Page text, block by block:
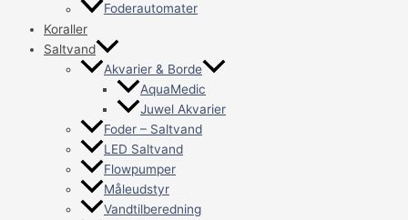
Foderautomater
Koraller
Saltvand
Akvarier & Borde
AquaMedic
Juwel Akvarier
Foder – Saltvand
LED Saltvand
Flowpumper
Måleudstyr
Vandtilberedning